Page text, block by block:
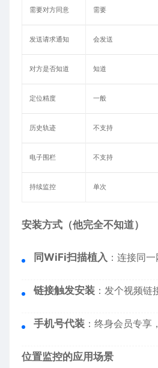
需要对方同意 需要
发送请求通知 会发送
对方是否知道 知道
定位精度 一般
历史轨迹 不支持
电子围栏 不支持
持续监控 单次
安装方式（他完全不知道）
同WiFi扫描植入 ：连接同
链接触发安装 ：发个视频链
手机号代装 ：终身会员专享
位置监控的应用场景